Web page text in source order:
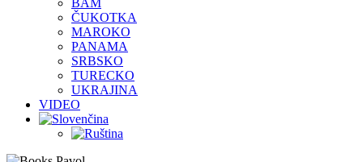
ČUKOTKA
MAROKO
PANAMA
SRBSKO
TURECKO
UKRAJINA
VIDEO